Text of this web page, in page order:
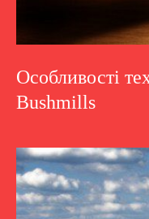
Особливості
Bushmills